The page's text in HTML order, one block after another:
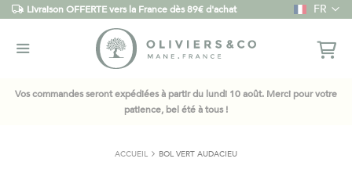
Livraison OFFERTE vers la France dès 89€ d'achat LangueFR
Vos commandes seront expédiées à partir du lundi 10 août. Merci pour votre
patience, bel été à tous !
ACCUEIL BOL VERT AUDACIEU